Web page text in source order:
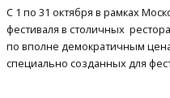
C 1 по 31 октября в рамках
фестиваля в столичных
по вполне демократичным
специально созданных для